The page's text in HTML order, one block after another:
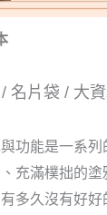
/ 名片袋 / 大
功能是一系
充滿樸拙的
多久沒有好